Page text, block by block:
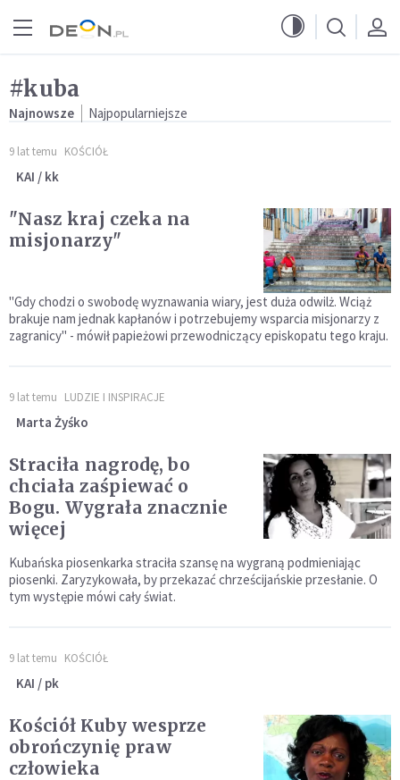
#kuba
Najnowsze Najpopularniejsze
9 lat temu KOŚCIÓŁ
KAI / kk
"Nasz kraj czeka na
misjonarzy"
"Gdy chodzi o swobodę wyznawania wiary, jest duża odwilż. Wciąż
brakuje nam jednak kapłanów i potrzebujemy wsparcia misjonarzy z
zagranicy" - mówił papieżowi przewodniczący episkopatu tego kraju.
9 lat temu LUDZIE I INSPIRACJE
Marta Żyśko
Straciła nagrodę, bo
chciała zaśpiewać o
Bogu. Wygrała znacznie
więcej
Kubańska piosenkarka straciła szansę na wygraną podmieniając
piosenki. Zaryzykowała, by przekazać chrześcijańskie przesłanie. O
tym występie mówi cały świat.
9 lat temu KOŚCIÓŁ
KAI / pk
Kościół Kuby wesprze
obrończynię praw
człowieka